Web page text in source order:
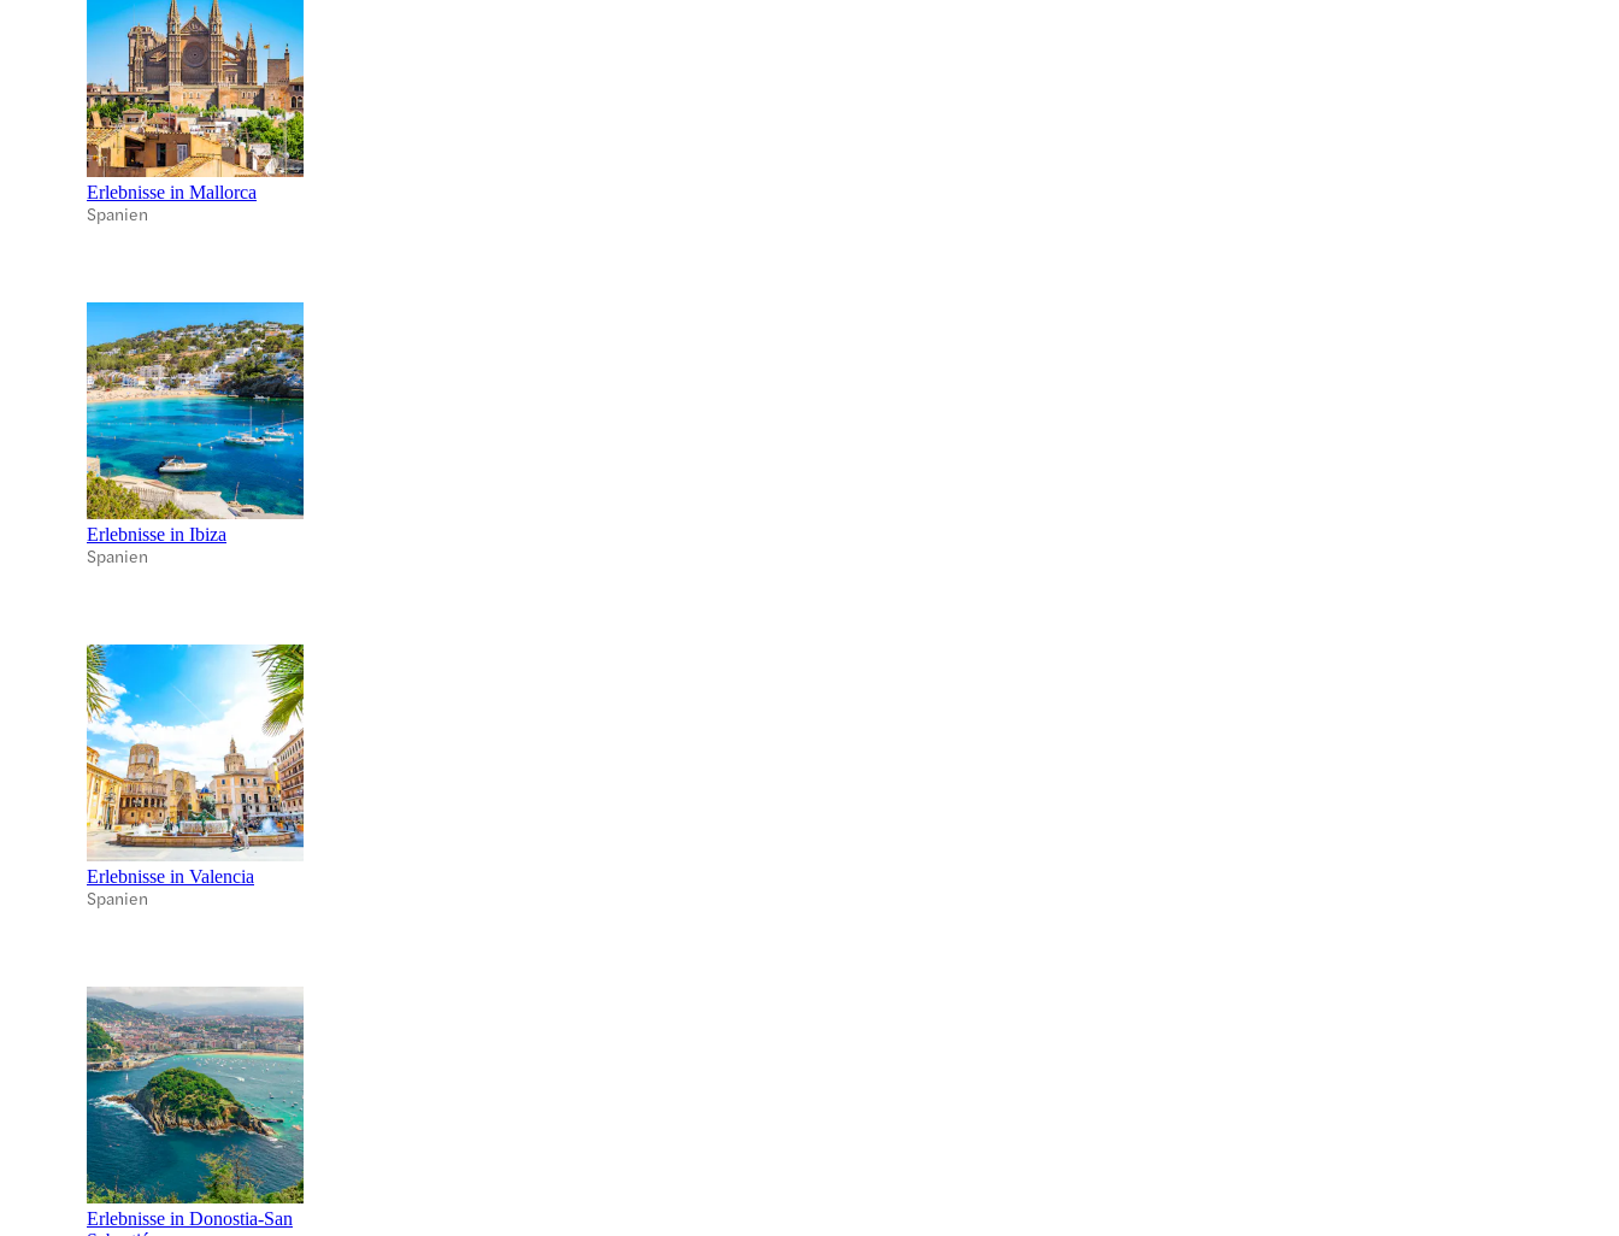
Erlebnisse in Mallorca
Spanien
Erlebnisse in Ibiza
Spanien
Erlebnisse in Valencia
Spanien
Erlebnisse in Donostia-San